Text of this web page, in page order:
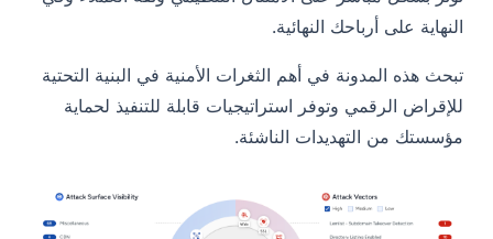
النهاية على أرباحك النهائية.
تبحث هذه المدونة في أهم الثغرات الأمنية في البنية التحتية
للإقراض الرقمي وتوفر استراتيجيات قابلة للتنفيذ لحماية
مؤسستك من التهديدات الناشئة.